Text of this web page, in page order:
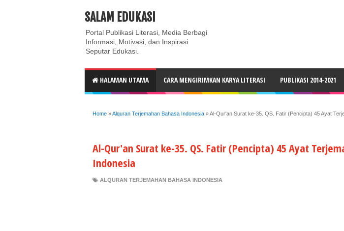
ABOUT CONTACT US
SALAM EDUKASI
Portal Publikasi Literasi, Media Berbagi
Informasi, Motivasi, dan Inspirasi
Seputar Edukasi.
HALAMAN UTAMA CARA MENGIRIMKAN KARYA LITERASI PUBLIKASI 2014-2021
Home »Alquran Terjemahan Bahasa Indonesia »Al-Qur'an Surat ke-35. QS. Fatir (Pencipta) 45 Ayat
Al-Qur'an Surat ke-35. QS. Fatir (Pencipta) 45 Ayat
Indonesia
ALQURAN TERJEMAHAN BAHASA INDONESIA